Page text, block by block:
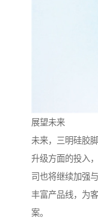
展望未来
未来，三明硅胶
升级方面的投入
司也将继续加强
丰富产品线，为
案。